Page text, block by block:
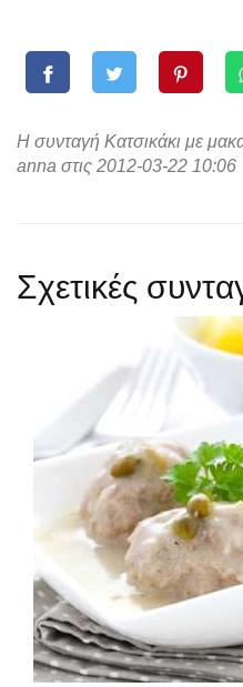
Η συνταγή Κατσικάκι με
anna στις 2012-03-22 10:06
Σχετικές